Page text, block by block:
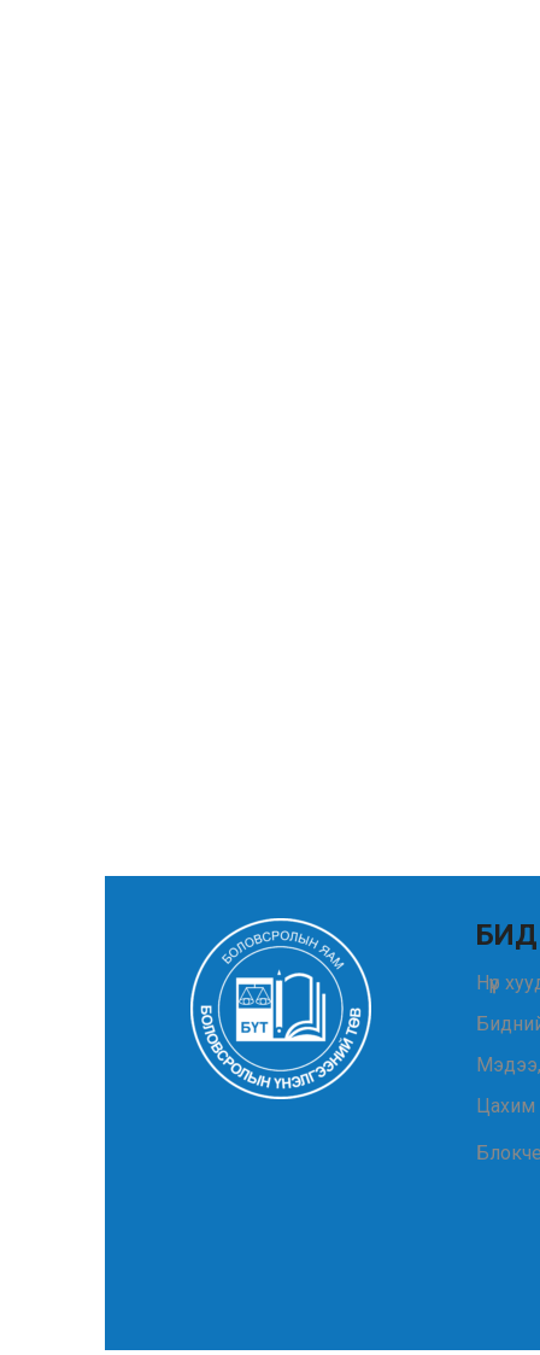
Нүүр